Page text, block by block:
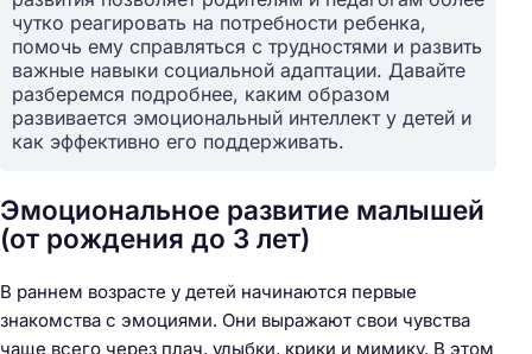
чутко реагировать на потребности ребенка,
помочь ему справляться с трудностями и развить
важные навыки социальной адаптации. Давайте
разберемся подробнее, каким образом
развивается эмоциональный интеллект у детей и
как эффективно его поддерживать.
Эмоциональное развитие малышей
(от рождения до 3 лет)
В раннем возрасте у детей начинаются первые
знакомства с эмоциями. Они выражают свои чувства
чаще всего через плач, улыбки, крики и мимику. В этом